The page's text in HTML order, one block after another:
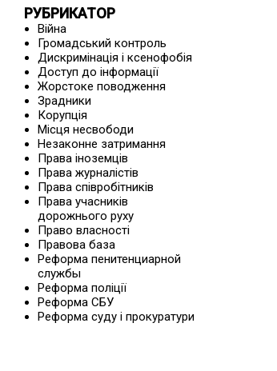
РУБРИКАТОР
Війна
Громадський контроль
Дискримінація і ксенофобія
Доступ до інформації
Жорстоке поводження
Зрадники
Корупція
Місця несвободи
Незаконне затримання
Права іноземців
Права журналістів
Права співробітників
Права учасників
дорожнього руху
Право власності
Правова база
Реформа пенитенциарной
службы
Реформа поліції
Реформа СБУ
Реформа суду і прокуратури